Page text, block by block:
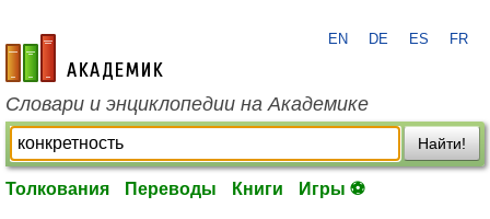
academic.ru
EN DE ES FR
Словари и энциклопедии на Академике
Найти!
Толкования Переводы Книги Игры ⚽